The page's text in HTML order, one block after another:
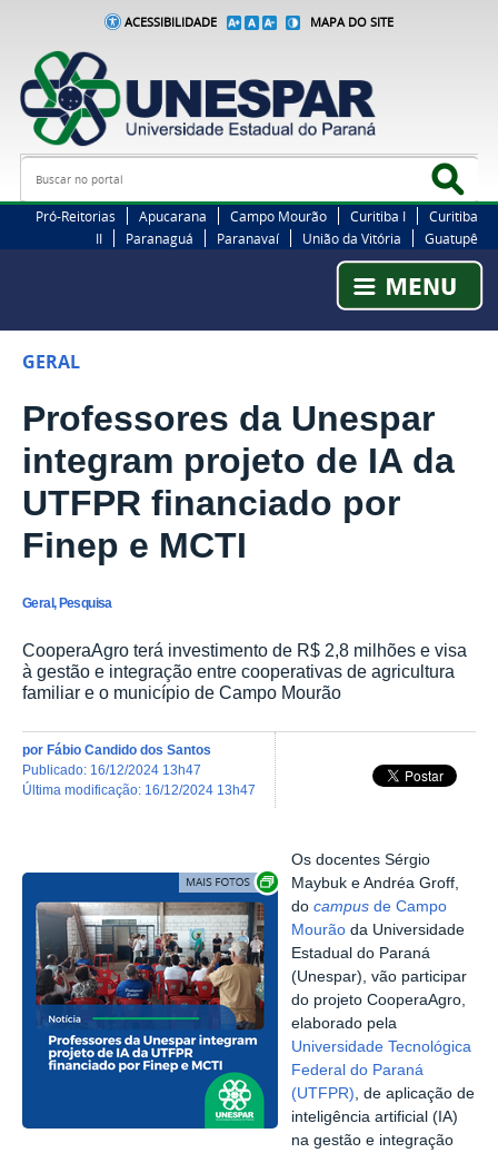
ACESSIBILIDADE MAPA DO SITE
Busca
Pró-Reitorias Apucarana Campo Mourão Curitiba I
Curitiba
II
Paranaguá Paranavaí União da Vitória Guatupê
GERAL
Professores da Unespar
integram projeto de IA da
UTFPR financiado por
Finep e MCTI
Geral, Pesquisa
CooperaAgro terá investimento de R$ 2,8 milhões e visa
à gestão e integração entre cooperativas de agricultura
familiar e o município de Campo Mourão
por Fábio Candido dos Santos
publicado: 16/12/2024 13h47
última modificação: 16/12/2024 13h47
Exibir carrossel de imagens
Os docentes Sérgio
Maybuk e Andréa Groff,
docampus de Campo
Mourão da Universidade
Estadual do Paraná
(Unespar), vão participar
do projeto CooperaAgro,
elaborado pela
Universidade Tecnológica
Federal do Paraná
(UTFPR) , de aplicação de
inteligência artificial (IA)
na gestão e integração